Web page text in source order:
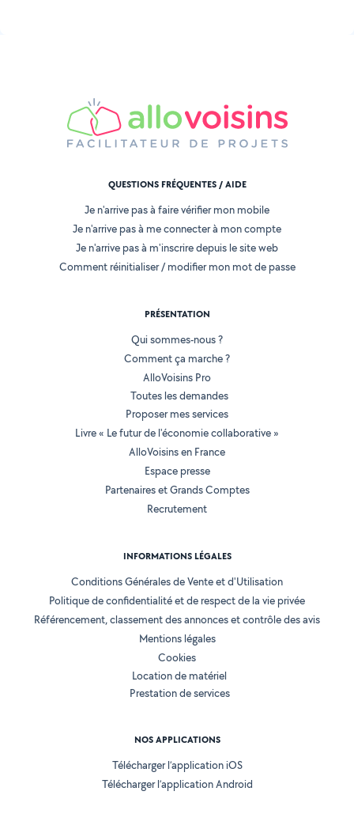
QUESTIONS FRÉQUENTES / AIDE
Je n'arrive pas à faire vérifier mon mobile
Je n'arrive pas à me connecter à mon compte
Je n'arrive pas à m'inscrire depuis le site web
Comment réinitialiser / modifier mon mot de passe
PRÉSENTATION
Qui sommes-nous ?
Comment ça marche ?
AlloVoisins Pro
Toutes les demandes
Proposer mes services
Livre « Le futur de l'économie collaborative »
AlloVoisins en France
Espace presse
Partenaires et Grands Comptes
Recrutement
INFORMATIONS LÉGALES
Conditions Générales de Vente et d'Utilisation
Politique de confidentialité et de respect de la vie privée
Référencement, classement des annonces et contrôle des avis
Mentions légales
Cookies
Location de matériel
Prestation de services
NOS APPLICATIONS
Télécharger l’application iOS
Télécharger l’application Android